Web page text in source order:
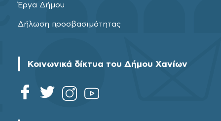
Έργα Δήμου
Δήλωση προσβασιμότητας
Κοινωνικά δίκτυα του Δήμου Χανίων